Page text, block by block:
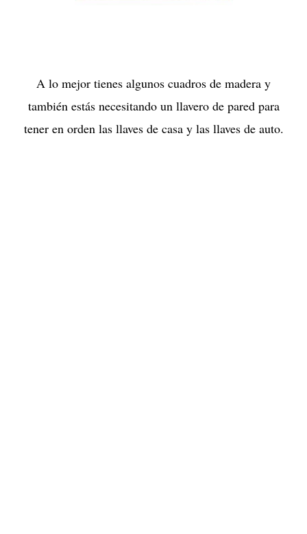
A lo mejor tienes algunos cuadros de madera y
también estás necesitando un llavero de pared para
tener en orden las llaves de casa y las llaves de auto.